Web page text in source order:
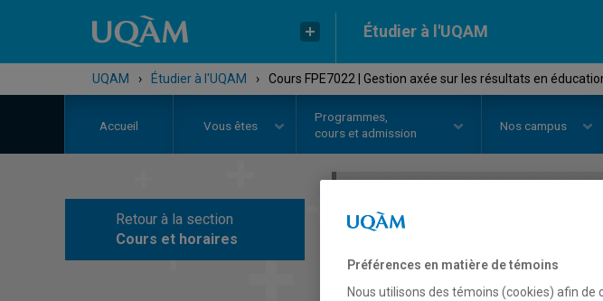
Étudier à l'UQAM
UQAM › Étudier à l'UQAM › Cours FPE7022 | Gestion axée sur les résultats en
Accueil Vous êtes
Programmes,
cours et admission
Nos campus
Retour à la section
Cours et horaires
COURS
Préférences en matière de témoins
Nous utilisons des témoins (cookies) afin